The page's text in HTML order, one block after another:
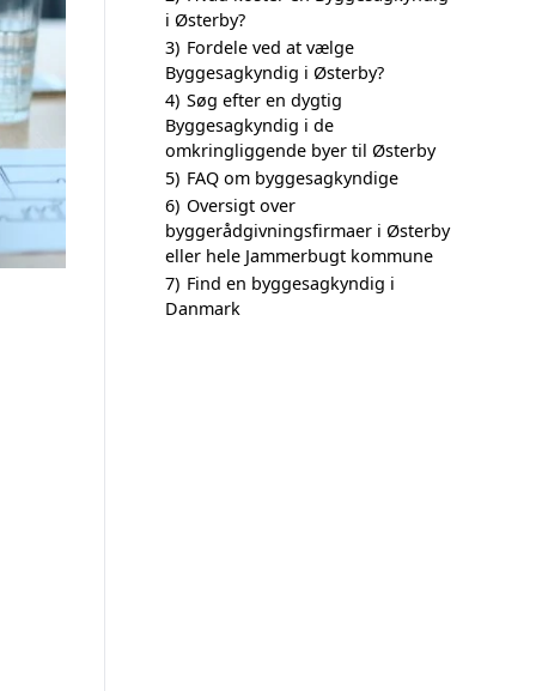
i Østerby?
3) Fordele ved at vælge
Byggesagkyndig i Østerby?
4) Søg efter en dygtig
Byggesagkyndig i de
omkringliggende byer til Østerby
5) FAQ om byggesagkyndige
6) Oversigt over
byggerådgivningsfirmaer i Østerby
eller hele Jammerbugt kommune
7) Find en byggesagkyndig i
Danmark